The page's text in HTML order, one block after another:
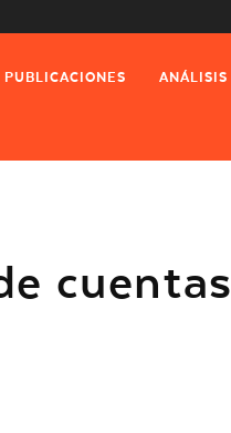
PUBLICACIONES ANÁLISIS
cuentas